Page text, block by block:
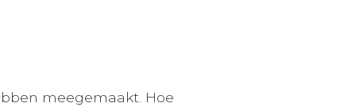
meegemaakt. Hoe